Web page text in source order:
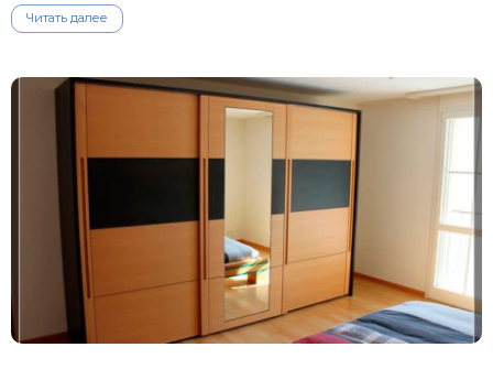
Читать далее